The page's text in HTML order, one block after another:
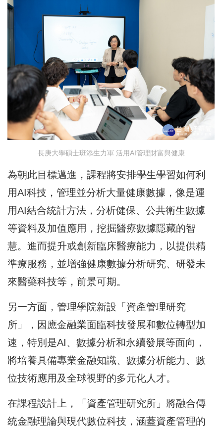
長庚大學碩士班添生力軍 活用AI管理財富與健康
為朝此目標邁進，課程將安排學生學習如何利
用AI科技，管理並分析大量健康數據，像是運
用AI結合統計方法，分析健保、公共衛生數據
等資料及加值應用，挖掘醫療數據隱藏的智
慧。進而提升或創新臨床醫療能力，以提供精
準療服務，並增強健康數據分析研究、研發未
來醫藥科技等，前景可期。
另一方面，管理學院新設「資產管理研究
所」，因應金融業面臨科技發展和數位轉型加
速，特別是AI、數據分析和永續發展等面向，
將培養具備專業金融知識、數據分析能力、數
位技術應用及全球視野的多元化人才。
在課程設計上，「資產管理研究所」將融合傳
統金融理論與現代數位科技，涵蓋資產管理的